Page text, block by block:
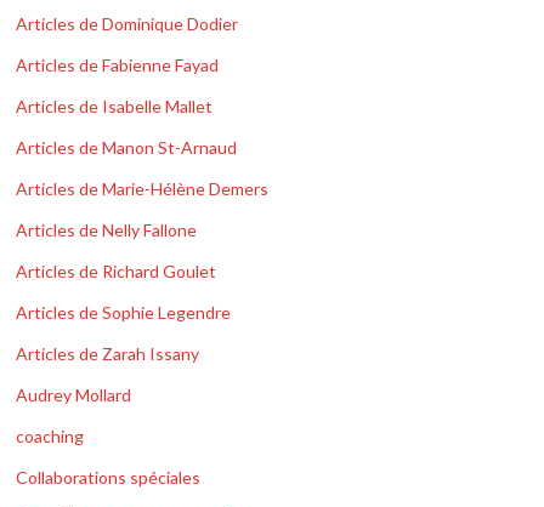
Articles de Dominique Dodier
Articles de Fabienne Fayad
Articles de Isabelle Mallet
Articles de Manon St-Arnaud
Articles de Marie-Hélène Demers
Articles de Nelly Fallone
Articles de Richard Goulet
Articles de Sophie Legendre
Articles de Zarah Issany
Audrey Mollard
coaching
Collaborations spéciales